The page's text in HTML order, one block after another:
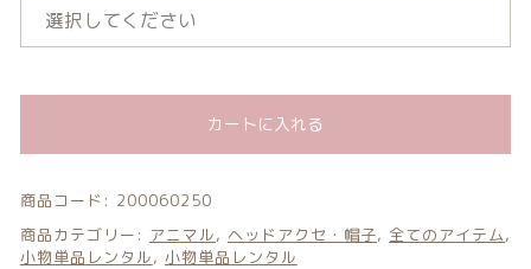
カートに入れる
商品コード: 200060250
商品カテゴリー: アニマル, ヘッドアクセ・帽子, 全てのアイテム,
小物単品レンタル, 小物単品レンタル
プライバシーポリシー